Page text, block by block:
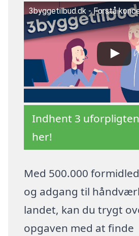
3byggetilbud.dk - Forstå
Indhent 3
her!
Med 500.000
og adgang til
landet, kan du trygt
opgaven med at finde